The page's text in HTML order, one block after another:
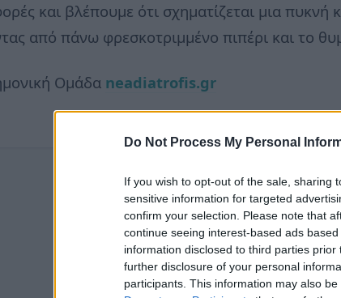
Do Not Process My Personal
If you wish to opt-out of the sale, sharing
sensitive information for targeted
confirm your selection. Please note that
continue seeing interest-based ads
information disclosed to third parties
further disclosure of your personal
participants. This information may also
και βλέπουμε ότι σχηματίζεται μια
από πάνω φρεσκοτριμμένο πιπέρι και το
Ομάδα neadiatrofis.gr